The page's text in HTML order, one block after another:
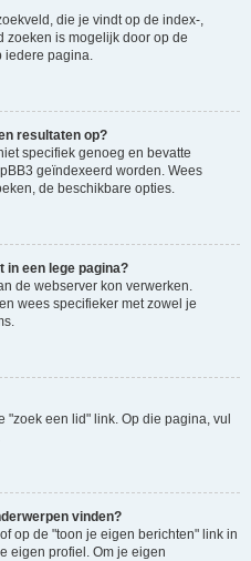
die je vindt op de index-,
zoeken is mogelijk door op de
iedere pagina.
resultaten op?
specifiek genoeg en bevatte
geïndexeerd worden. Wees
de beschikbare opties.
in een lege pagina?
de webserver kon verwerken.
wees specifieker met zowel je
een lid" link. Op die pagina, vul
vinden?
op de "toon je eigen berichten" link in
eigen profiel. Om je eigen